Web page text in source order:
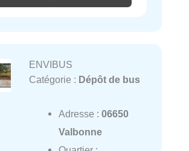
ENVIBUS
Catégorie : Dépôt de bus
Adresse : 06650
Valbonne